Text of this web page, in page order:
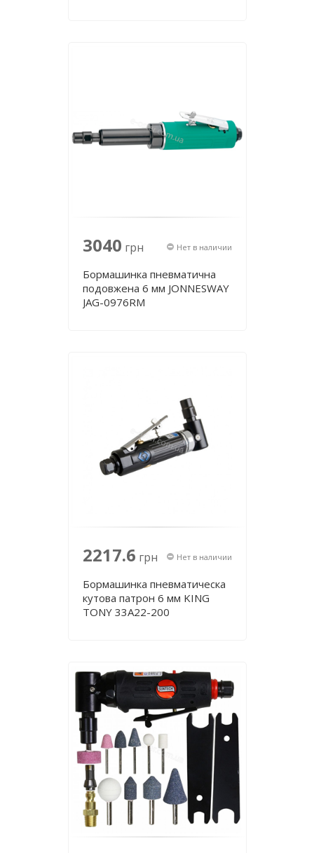
3040 грн Нет в наличии
Бормашинка пневматична
подовжена 6 мм JONNESWAY
JAG-0976RM
2217.6 грн Нет в наличии
Бормашинка пневматическа
кутова патрон 6 мм KING
TONY 33A22-200